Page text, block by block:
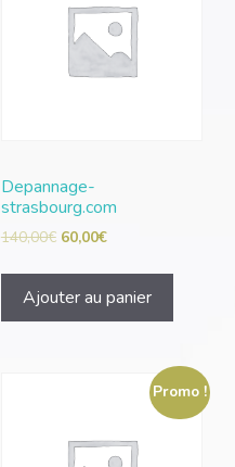
Depannage-
strasbourg.com
140,00€ 60,00€
Ajouter au panier
Promo !